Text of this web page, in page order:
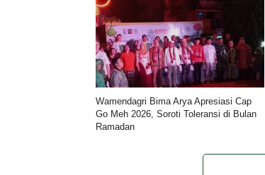
Wamendagri Bima Arya Apresiasi Cap
Go Meh 2026, Soroti Toleransi di Bulan
Ramadan